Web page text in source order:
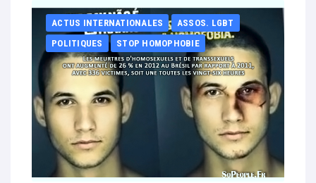
ACTUS INTERNATIONALES
ASSOS. LGBT
POLITIQUES
STOP HOMOPHOBIE